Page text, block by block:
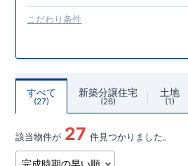
こだわり条件
すべて
27
新築分譲住宅
26
土地
1
該当物件が 27 件見つかりました。